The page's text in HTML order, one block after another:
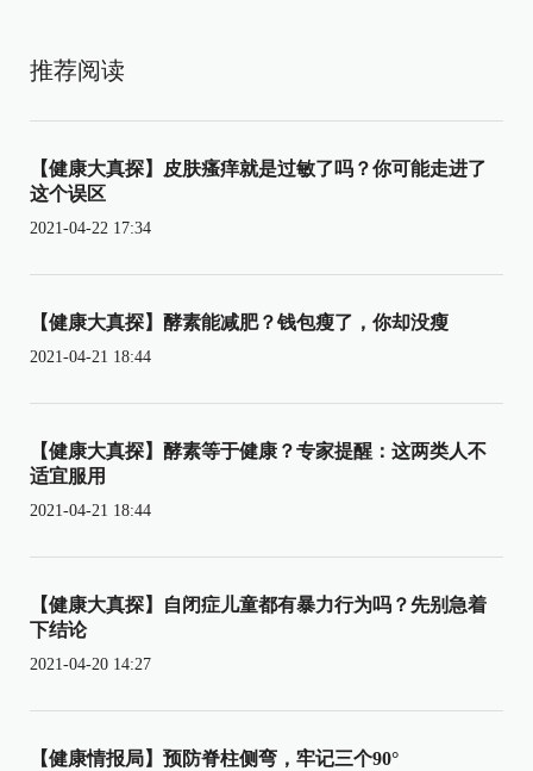
推荐阅读
【健康大真探】皮肤瘙痒就是过敏了吗？你可能走进了
这个误区
2021-04-22 17:34
【健康大真探】酵素能减肥？钱包瘦了，你却没瘦
2021-04-21 18:44
【健康大真探】酵素等于健康？专家提醒：这两类人不
适宜服用
2021-04-21 18:44
【健康大真探】自闭症儿童都有暴力行为吗？先别急着
下结论
2021-04-20 14:27
【健康情报局】预防脊柱侧弯，牢记三个90°